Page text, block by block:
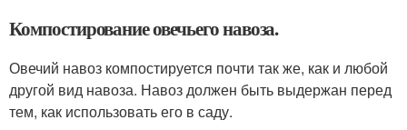
Компостирование овечьего навоза.
Овечий навоз компостируется почти так же, как и любой
другой вид навоза. Навоз должен быть выдержан перед
тем, как использовать его в саду.